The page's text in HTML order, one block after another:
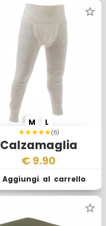
(6)
Calzamaglia
invernale EI
M L
€ 9.90